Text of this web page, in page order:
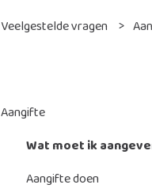
Veelgestelde vragen
Aangifte
Wat moet ik
Aangifte doen